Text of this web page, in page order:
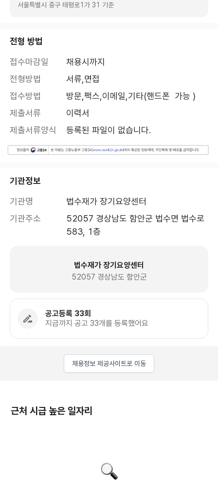
서울특별시 중구 태평로1가 31 기준
전형 방법
접수마감일
채용시까지
전형방법
서류,면접
접수방법
방문,팩스,이메일,기타(핸드폰  가능 )
제출서류
이력서
제출서류양식
등록된 파일이 없습니다.
기관정보
기관명
법수재가 장기요양센터
기관주소
52057 경상남도 함안군 법수면 법수로
583, 1층
법수재가 장기요양센터
52057 경상남도 함안군
공고등록 33회
지금까지 공고 33개를 등록했어요
채용정보 제공사이트로 이동
근처 시급 높은 일자리